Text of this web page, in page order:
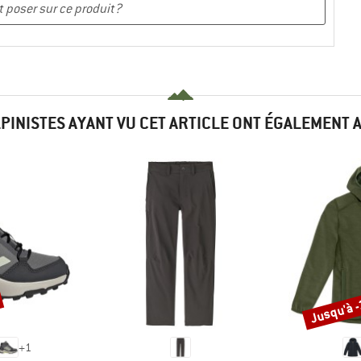
AYANT VU CET ARTICLE ONT ÉGALEMENT
+1
Remise
Jusqu'à